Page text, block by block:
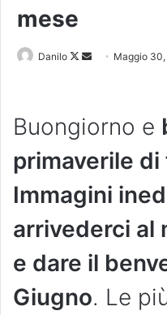
mese
Danilo Maggio
Buongiorno e
primaverile di
Immagini
arrivederci al
e dare il
Giugno. Le